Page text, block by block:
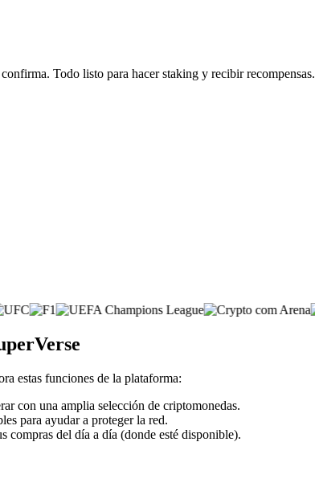
Todo listo para hacer staking y recibir recompensas.
estas funciones de la plataforma:
con una amplia selección de criptomonedas.
para ayudar a proteger la red.
compras del día a día (donde esté disponible).